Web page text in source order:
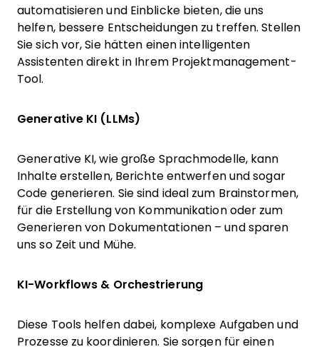
automatisieren und Einblicke bieten, die uns
helfen, bessere Entscheidungen zu treffen. Stellen
Sie sich vor, Sie hätten einen intelligenten
Assistenten direkt in Ihrem Projektmanagement-
Tool.
Generative KI (LLMs)
Generative KI, wie große Sprachmodelle, kann
Inhalte erstellen, Berichte entwerfen und sogar
Code generieren. Sie sind ideal zum Brainstormen,
für die Erstellung von Kommunikation oder zum
Generieren von Dokumentationen – und sparen
uns so Zeit und Mühe.
KI-Workflows & Orchestrierung
Diese Tools helfen dabei, komplexe Aufgaben und
Prozesse zu koordinieren. Sie sorgen für einen